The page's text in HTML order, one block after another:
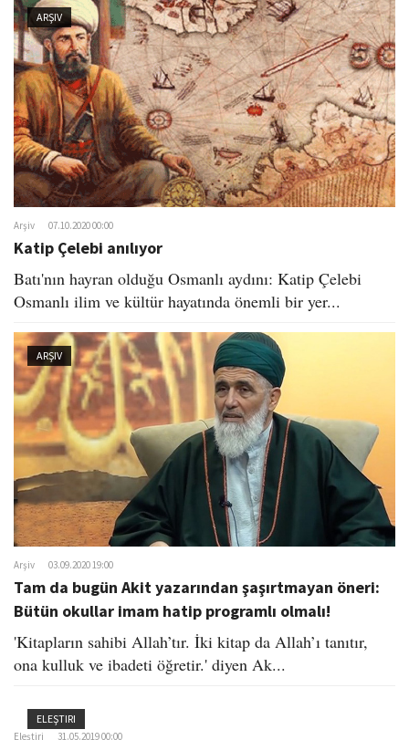
ARŞIV
Arşiv 07.10.2020 00:00
Katip Çelebi anılıyor
Batı'nın hayran olduğu Osmanlı aydını: Katip Çelebi
Osmanlı ilim ve kültür hayatında önemli bir yer...
ARŞIV
Arşiv 03.09.2020 19:00
Tam da bugün Akit yazarından şaşırtmayan öneri:
Bütün okullar imam hatip programlı olmalı!
'Kitapların sahibi Allah’tır. İki kitap da Allah’ı tanıtır,
ona kulluk ve ibadeti öğretir.' diyen Ak...
ELEŞTIRI
Eleştiri 31.05.2019 00:00